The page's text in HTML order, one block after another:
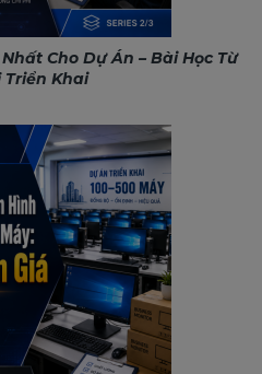
Cho Dự Án – Bài Học Từ
Triển Khai